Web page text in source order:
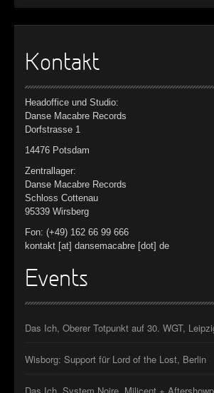
Kontakt
Headoffice und Studio:
Danse Macabre Records
Dorfstrasse 1
14476 Potsdam
Zentrallager:
Danse Macabre Records
Schloss Cottenau
95339 Wirsberg
Fon: (+49) 162 66 99 666
kontakt [at] dansemacabre [dot] de
Events
Das Ich, Oberer Totpunkt auf 30. WGT,
Wisborg: Support für Lord of the Lost, Berlin